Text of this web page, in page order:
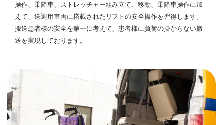
操作、乗降車、ストレッチャー組み立て、移動、乗降車操作に加
えて、送迎用車両に搭載されたリフトの安全操作を習得します。
搬送患者様の安全を第一に考えて、患者様に負荷の掛からない搬
送を実現しております。